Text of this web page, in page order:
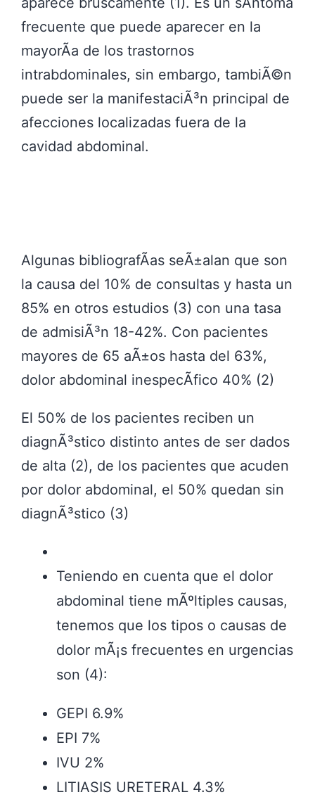
frecuente que puede aparecer en la
mayorÃ­a de los trastornos
intrabdominales, sin embargo, tambiÃ©n
puede ser la manifestaciÃ³n principal de
afecciones localizadas fuera de la
cavidad abdominal.
Algunas bibliografÃ­as seÃ±alan que son
la causa del 10% de consultas y hasta un
85% en otros estudios (3) con una tasa
de admisiÃ³n 18-42%. Con pacientes
mayores de 65 aÃ±os hasta del 63%,
dolor abdominal inespecÃ­fico 40% (2)
El 50% de los pacientes reciben un
diagnÃ³stico distinto antes de ser dados
de alta (2), de los pacientes que acuden
por dolor abdominal, el 50% quedan sin
diagnÃ³stico (3)
Teniendo en cuenta que el dolor
abdominal tiene mÃºltiples causas,
tenemos que los tipos o causas de
dolor mÃ¡s frecuentes en urgencias
son (4):
GEPI 6.9%
EPI 7%
IVU 2%
LITIASIS URETERAL 4.3%